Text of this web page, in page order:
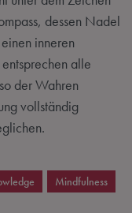
dessen Nadel
inneren
alle
der Wahren
vollständig
Mindfulness